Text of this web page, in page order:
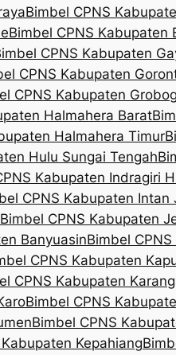
Bimbel CPNS
Bimbel CPNS Kabupaten
CPNS Kabupaten
CPNS Kabupaten
CPNS Kabupaten
Halmahera Barat
Halmahera Timur
Hulu Sungai Tengah
Kabupaten Indragiri
CPNS Kabupaten Intan
Bimbel CPNS Kabupaten
BanyuasinBimbel
CPNS Kabupaten
CPNS Kabupaten
Bimbel CPNS
Bimbel CPNS
Kepahiang